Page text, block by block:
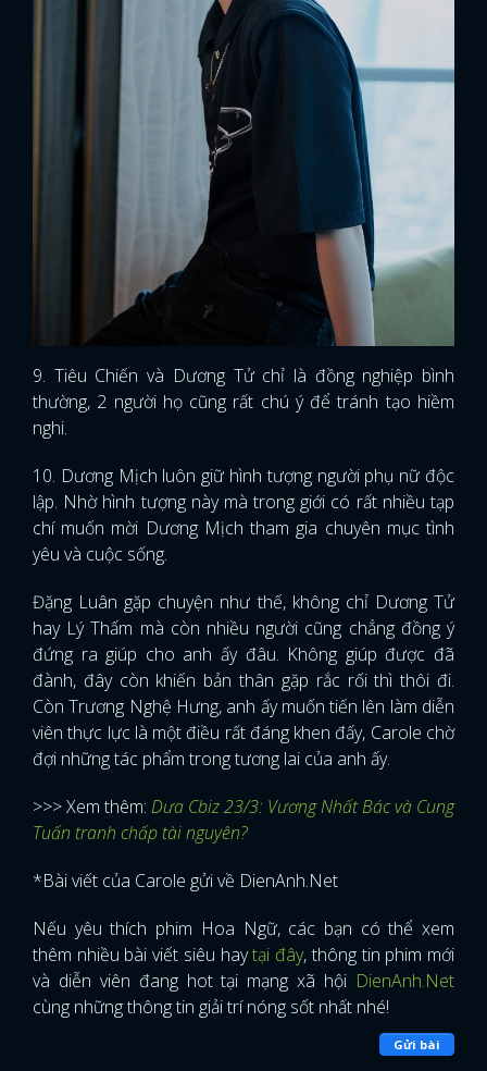
9. Tiêu Chiến và Dương Tử chỉ là đồng nghiệp bình
thường, 2 người họ cũng rất chú ý để tránh tạo hiềm
nghi.
10. Dương Mịch luôn giữ hình tượng người phụ nữ độc
lập. Nhờ hình tượng này mà trong giới có rất nhiều tạp
chí muốn mời Dương Mịch tham gia chuyên mục tình
yêu và cuộc sống.
Đặng Luân gặp chuyện như thế, không chỉ Dương Tử
hay Lý Thấm mà còn nhiều người cũng chẳng đồng ý
đứng ra giúp cho anh ấy đâu. Không giúp được đã
đành, đây còn khiến bản thân gặp rắc rối thì thôi đi.
Còn Trương Nghệ Hưng, anh ấy muốn tiến lên làm diễn
viên thực lực là một điều rất đáng khen đấy, Carole chờ
đợi những tác phẩm trong tương lai của anh ấy.
>>> Xem thêm: Dưa Cbiz 23/3: Vương Nhất Bác và Cung
Tuấn tranh chấp tài nguyên?
*Bài viết của Carole gửi về DienAnh.Net
Nếu yêu thích phim Hoa Ngữ, các bạn có thể xem
thêm nhiều bài viết siêu haytại đây, thông tin phim mới
và diễn viên đang hot tại mạng xã hội DienAnh.Net
cùng những thông tin giải trí nóng sốt nhất nhé!
Gửi bài